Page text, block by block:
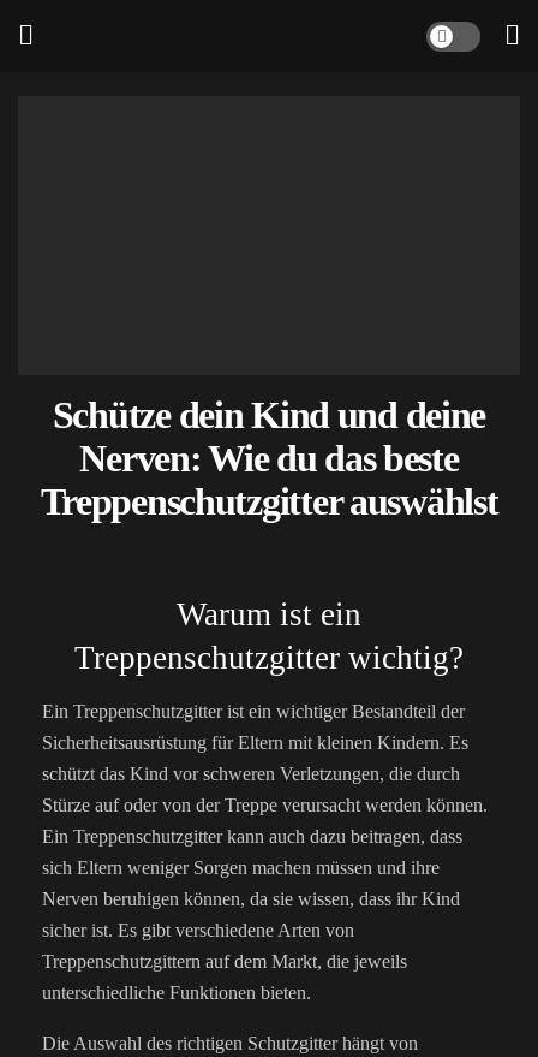
Schütze dein Kind und deine
Nerven: Wie du das beste
Treppenschutzgitter auswählst
Warum ist ein
Treppenschutzgitter wichtig?
Ein Treppenschutzgitter ist ein wichtiger Bestandteil der
Sicherheitsausrüstung für Eltern mit kleinen Kindern. Es
schützt das Kind vor schweren Verletzungen, die durch
Stürze auf oder von der Treppe verursacht werden können.
Ein Treppenschutzgitter kann auch dazu beitragen, dass
sich Eltern weniger Sorgen machen müssen und ihre
Nerven beruhigen können, da sie wissen, dass ihr Kind
sicher ist. Es gibt verschiedene Arten von
Treppenschutzgittern auf dem Markt, die jeweils
unterschiedliche Funktionen bieten.
Die Auswahl des richtigen Schutzgitter hängt von